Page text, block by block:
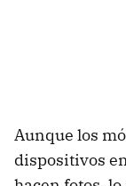
Aunque los
dispositivos